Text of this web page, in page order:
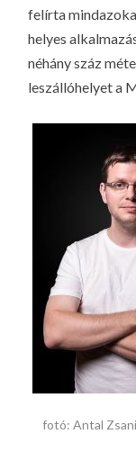
felírta
helyes
néhány száz
leszállóhelyet a
fotó: Antal